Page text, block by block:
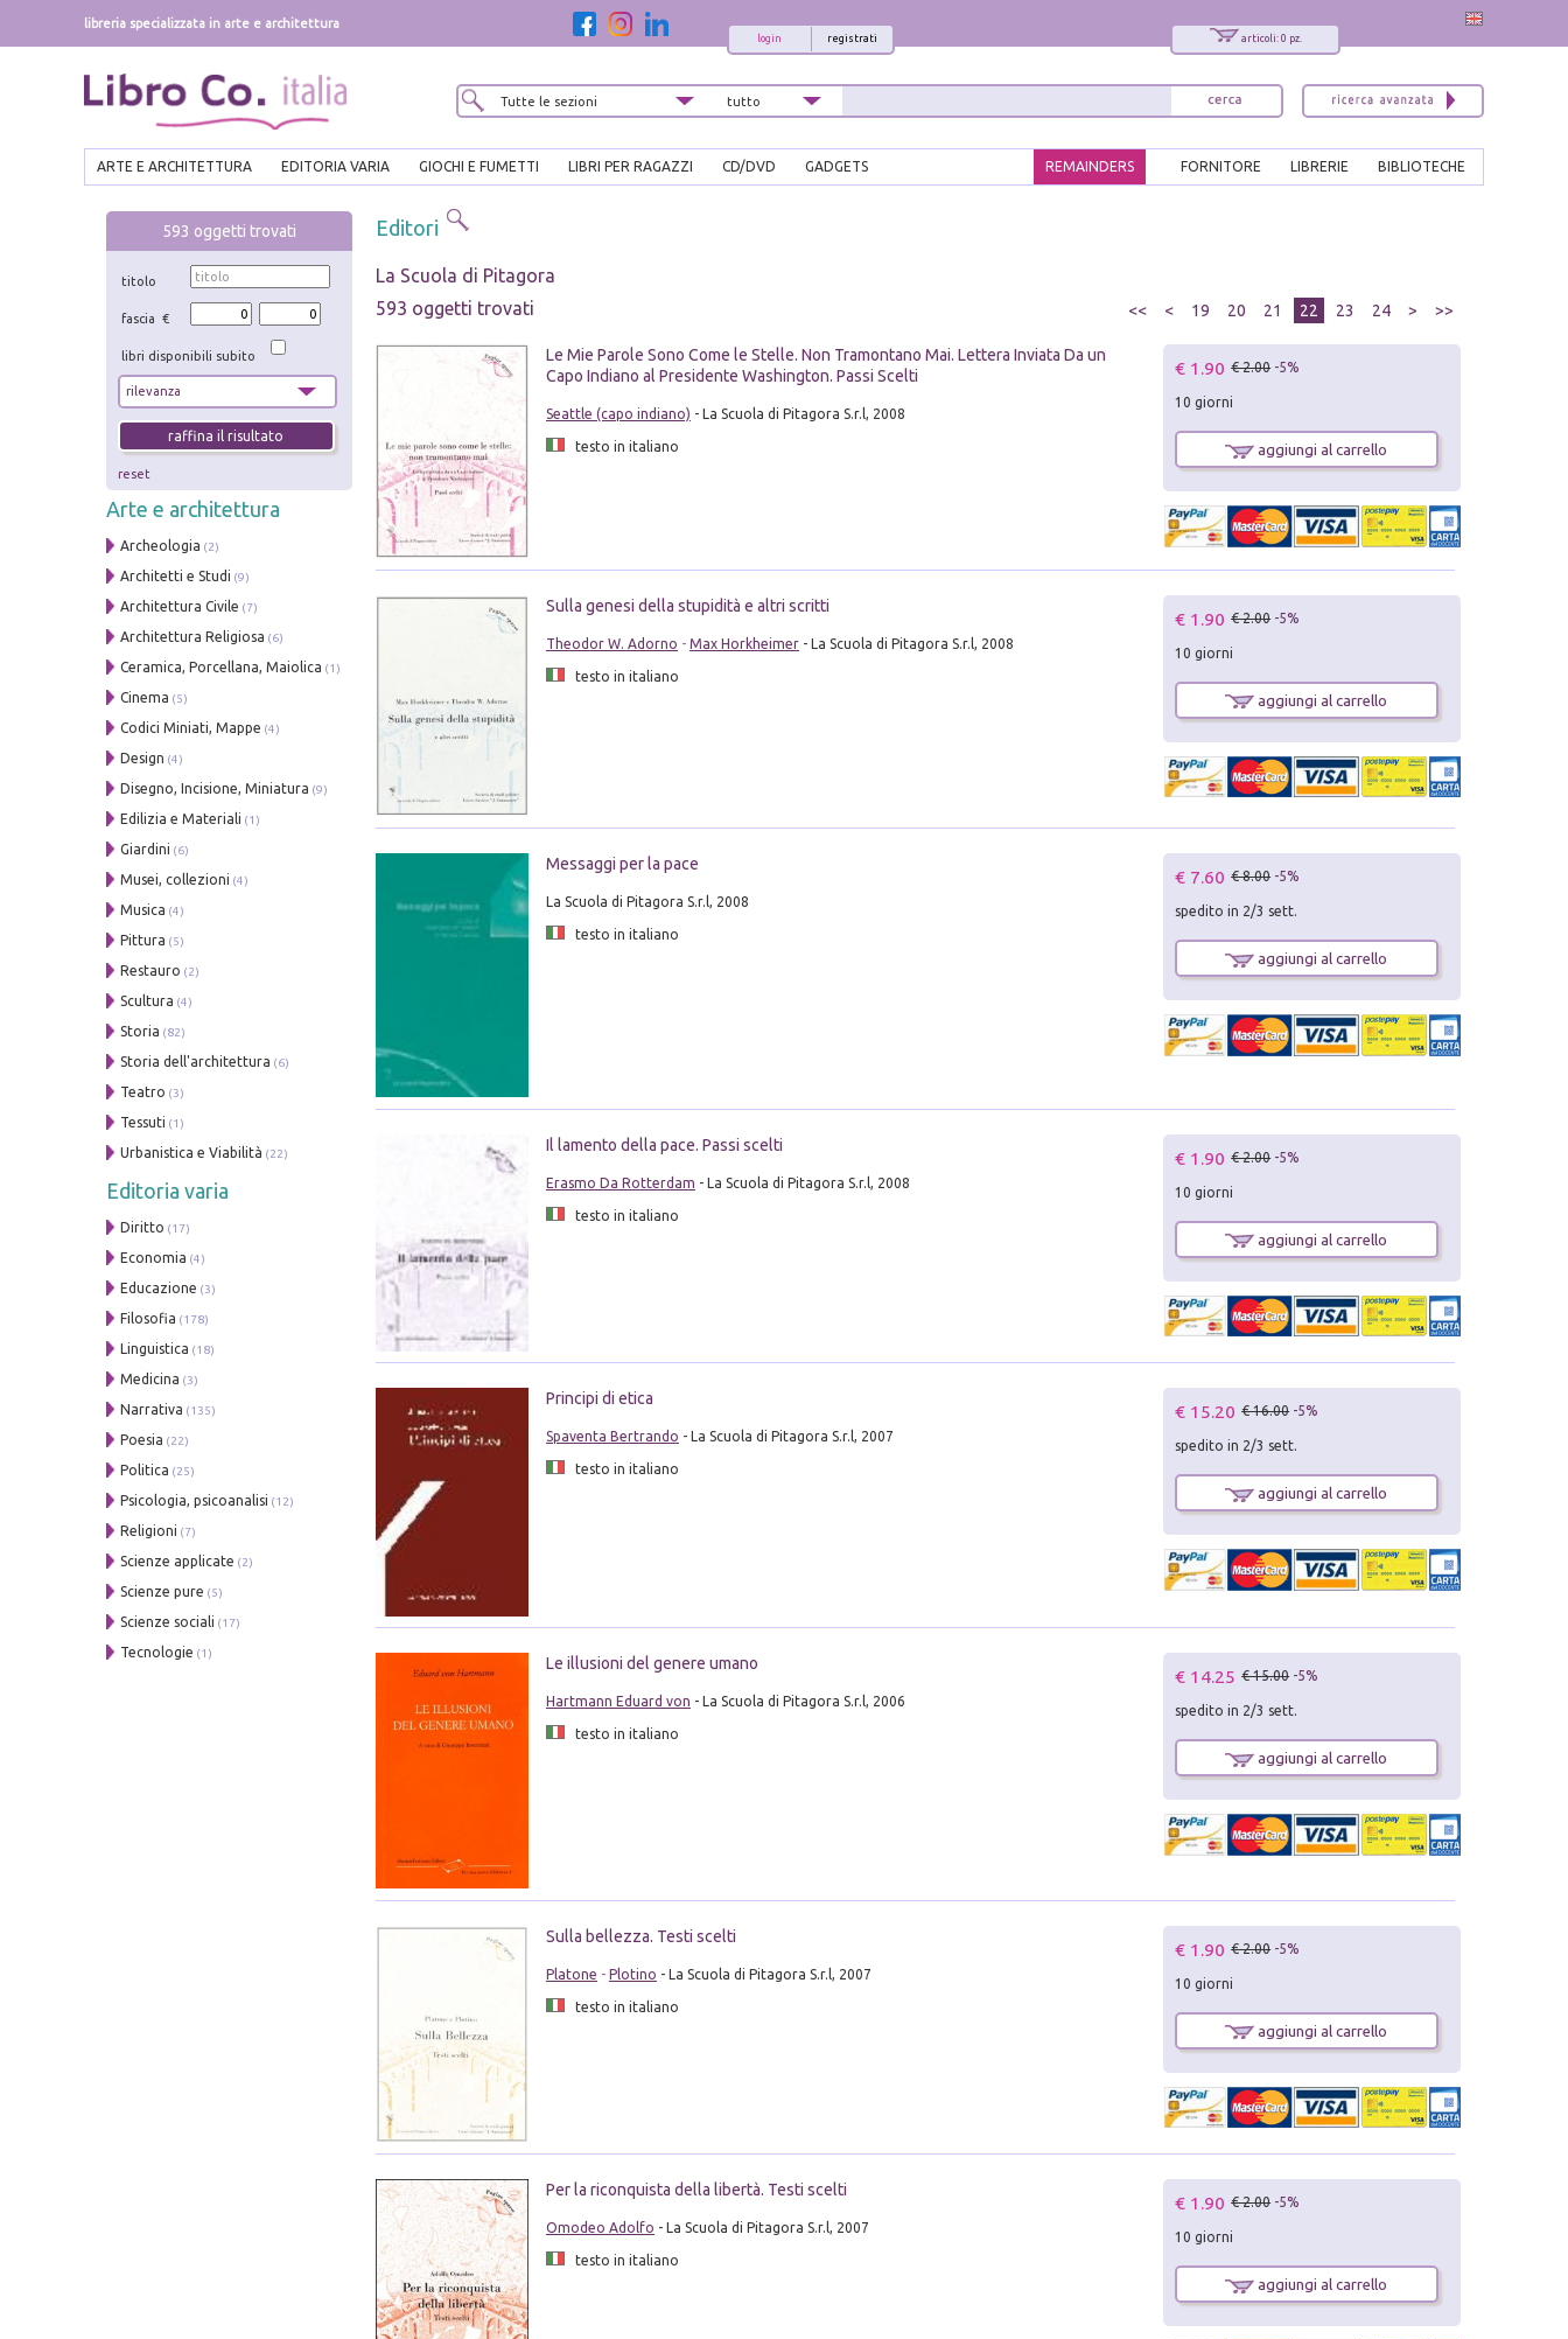
libreria specializzata in arte e architettura
articoli: 0 pz.
registrati
login
ARTE E ARCHITETTURA EDITORIA VARIA GIOCHI E FUMETTI LIBRI PER RAGAZZI CD/DVD GADGETS BIBLIOTECHE
LIBRERIE
FORNITORE
REMAINDERS
593 oggetti trovati
titolo
fascia €
libri disponibili subito
reset
Arte e architettura
Archeologia (2)
Architetti e Studi (9)
Architettura Civile (7)
Architettura Religiosa (6)
Ceramica, Porcellana, Maiolica (1)
Cinema (5)
Codici Miniati, Mappe (4)
Design (4)
Disegno, Incisione, Miniatura (9)
Edilizia e Materiali (1)
Giardini (6)
Musei, collezioni (4)
Musica (4)
Pittura (5)
Restauro (2)
Scultura (4)
Storia (82)
Storia dell'architettura (6)
Teatro (3)
Tessuti (1)
Urbanistica e Viabilità (22)
Editoria varia
Diritto (17)
Economia (4)
Educazione (3)
Filosofia (178)
Linguistica (18)
Medicina (3)
Narrativa (135)
Poesia (22)
Politica (25)
Psicologia, psicoanalisi (12)
Religioni (7)
Scienze applicate (2)
Scienze pure (5)
Scienze sociali (17)
Tecnologie (1)
Editori
La Scuola di Pitagora
593 oggetti trovati
<< < 19 20 21 22 23 24 > >>
Le Mie Parole Sono Come le Stelle. Non Tramontano Mai. Lettera Inviata Da un
Capo Indiano al Presidente Washington. Passi Scelti
Seattle (capo indiano) - La Scuola di Pitagora S.r.l, 2008
testo in italiano
€ 1.90 € 2.00 -5%
10 giorni
aggiungi al carrello
Sulla genesi della stupidità e altri scritti
Theodor W. Adorno - Max Horkheimer- La Scuola di Pitagora S.r.l, 2008
testo in italiano
€ 1.90 € 2.00 -5%
10 giorni
aggiungi al carrello
Messaggi per la pace
La Scuola di Pitagora S.r.l, 2008
testo in italiano
€ 7.60 € 8.00 -5%
spedito in 2/3 sett.
aggiungi al carrello
Il lamento della pace. Passi scelti
Erasmo Da Rotterdam - La Scuola di Pitagora S.r.l, 2008
testo in italiano
€ 1.90 € 2.00 -5%
10 giorni
aggiungi al carrello
Principi di etica
Spaventa Bertrando - La Scuola di Pitagora S.r.l, 2007
testo in italiano
€ 15.20 € 16.00 -5%
spedito in 2/3 sett.
aggiungi al carrello
Le illusioni del genere umano
Hartmann Eduard von - La Scuola di Pitagora S.r.l, 2006
testo in italiano
€ 14.25 € 15.00 -5%
spedito in 2/3 sett.
aggiungi al carrello
Sulla bellezza. Testi scelti
Platone - Plotino - La Scuola di Pitagora S.r.l, 2007
testo in italiano
€ 1.90 € 2.00 -5%
10 giorni
aggiungi al carrello
Per la riconquista della libertà. Testi scelti
Omodeo Adolfo - La Scuola di Pitagora S.r.l, 2007
testo in italiano
€ 1.90 € 2.00 -5%
10 giorni
aggiungi al carrello